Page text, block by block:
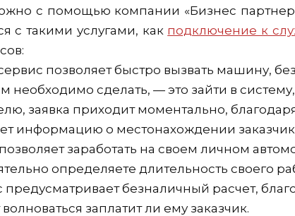
с помощью компании «Бизнес
с такими услугами, как подключение к
позволяет быстро вызвать машину,
необходимо сделать, — это зайти в
заявка приходит моментально,
информацию о местонахождении
заработать на своем личном
определяете длительность своего
предусматривает безналичный расчет,
заплатит ли ему заказчик.